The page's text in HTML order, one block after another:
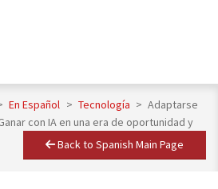
En Español > Tecnología > Adaptarse
con IA en una era de oportunidad y
Back to Spanish Main Page